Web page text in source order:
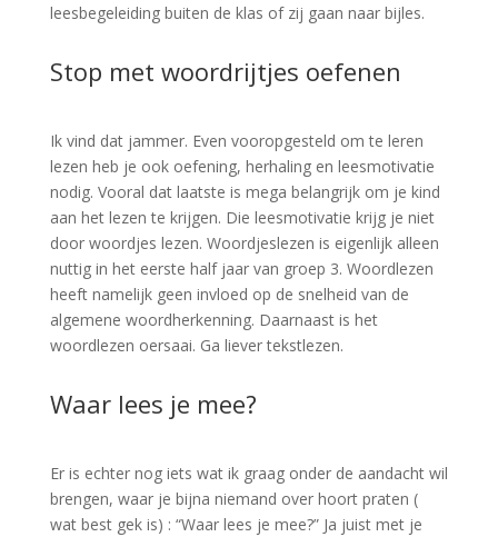
leesbegeleiding buiten de klas of zij gaan naar bijles.
Stop met woordrijtjes oefenen
Ik vind dat jammer. Even vooropgesteld om te leren
lezen heb je ook oefening, herhaling en leesmotivatie
nodig. Vooral dat laatste is mega belangrijk om je kind
aan het lezen te krijgen. Die leesmotivatie krijg je niet
door woordjes lezen. Woordjeslezen is eigenlijk alleen
nuttig in het eerste half jaar van groep 3. Woordlezen
heeft namelijk geen invloed op de snelheid van de
algemene woordherkenning. Daarnaast is het
woordlezen oersaai. Ga liever tekstlezen.
Waar lees je mee?
Er is echter nog iets wat ik graag onder de aandacht wil
brengen, waar je bijna niemand over hoort praten (
wat best gek is) : “Waar lees je mee?” Ja juist met je